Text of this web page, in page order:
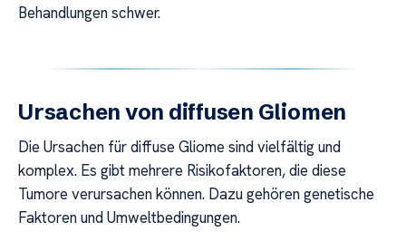
Behandlungen schwer.
Ursachen von diffusen Gliomen
Die Ursachen für diffuse Gliome sind vielfältig und
komplex. Es gibt mehrere Risikofaktoren, die diese
Tumore verursachen können. Dazu gehören genetische
Faktoren und Umweltbedingungen.